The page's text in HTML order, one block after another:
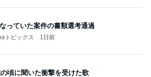
っていた案件の書類選考通過
トピックス 1日前
頃に聞いた衝撃を受けた歌